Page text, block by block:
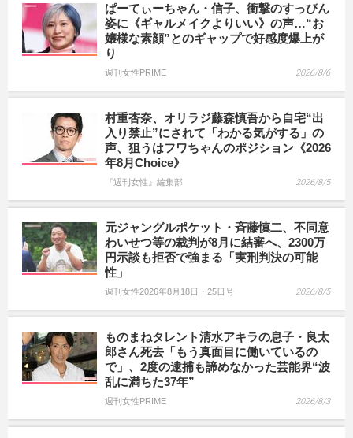
ぱーてぃーちゃん・信子、衝撃のすっぴん
姿に《ギャルメイクよりいい》の声…“お
嬢様な素顔”とのギャップで好感度爆上が
り
週刊女性PRIME 2026/8/6
村重杏奈、オリラジ藤森慎吾から自宅“出
入り禁止”にされて「わかる気がする」の
声、狙うはフワちゃんのポジション《2026
年8月Choice》
『週刊女性』編集部 2026/8/5
元ジャングルポケット・斉藤慎二、不同意
わいせつ等の裁判が8月に結審へ、2300万
円示談も拒否で強まる「実刑判決の可能
性」
週刊女性2026年8月18日・25日号 2026/8/5
ものまねタレント清水アキラの息子・良太
郎さん死去「もう真面目に働いているの
で」、2度の逮捕も諦めなかった芸能界“波
乱に満ちた37年”
週刊女性PRIME 2026/8/3